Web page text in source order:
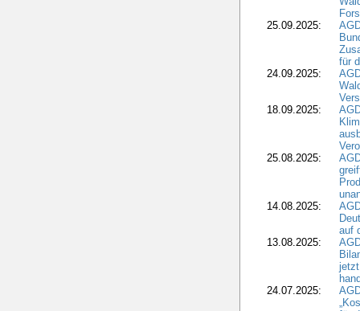
25.09.2025:
für
24.09.2025:
18.09.2025:
25.08.2025:
14.08.2025:
auf
13.08.2025:
24.07.2025: